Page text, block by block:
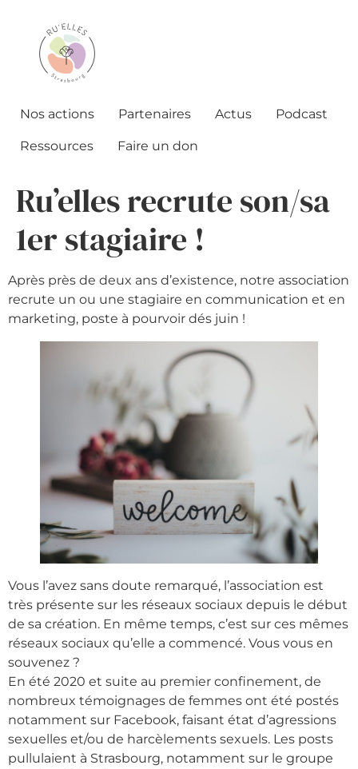
Nos actions Partenaires Actus Podcast
Ressources Faire un don
Ru’elles recrute son/sa
1er stagiaire !
Après près de deux ans d’existence, notre association
recrute un ou une stagiaire en communication et en
marketing, poste à pourvoir dés juin !
Vous l’avez sans doute remarqué, l’association est
très présente sur les réseaux sociaux depuis le début
de sa création. En même temps, c’est sur ces mêmes
réseaux sociaux qu’elle a commencé. Vous vous en
souvenez ?
En été 2020 et suite au premier confinement, de
nombreux témoignages de femmes ont été postés
notamment sur Facebook, faisant état d’agressions
sexuelles et/ou de harcèlements sexuels. Les posts
pullulaient à Strasbourg, notamment sur le groupe